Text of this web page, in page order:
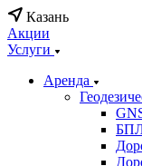
Казань
Акции
Услуги
Аренда